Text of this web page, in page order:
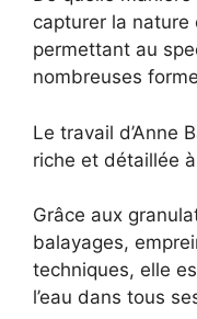
capturer la nature
permettant au
nombreuses
Le travail d’Anne
riche et détaillée
Grâce aux
balayages,
techniques, elle
l’eau dans tous